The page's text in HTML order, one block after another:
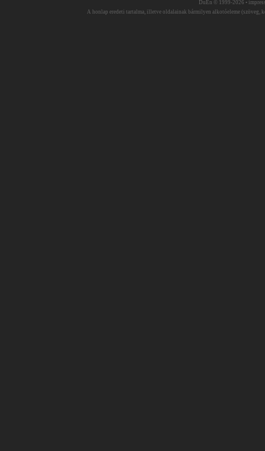
DuEn © 1999-2026 •
A honlap eredeti tartalma, illetve oldalainak bármilyen alkotóeleme (szöveg,